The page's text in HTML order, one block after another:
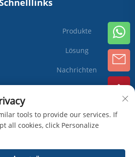
Produkte
Lösung
Nachrichten
tools to provide our services. If
all cookies, click Personalize